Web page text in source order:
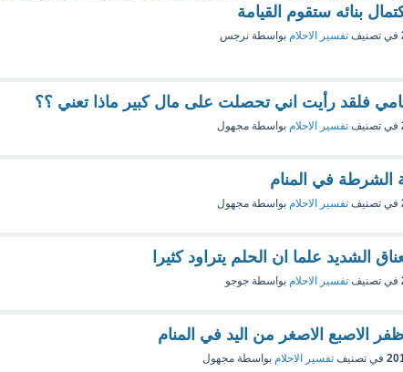
بنائه ستقوم القيامة
في تصنيف تفسير الاحلام بواسطة نرجس
فلقد رأيت اني تحصلت على مال كبير ماذا تعني ؟؟
في تصنيف تفسير الاحلام بواسطة مجهول
الشرطة في المنام
في تصنيف تفسير الاحلام بواسطة مجهول
الشديد علما ان الحلم يتراود كثيرا
في تصنيف تفسير الاحلام بواسطة جوجو
الاصبع الاصغر من اليد في المنام
في تصنيف تفسير الاحلام بواسطة مجهول